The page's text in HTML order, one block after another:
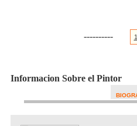
---------- 1
Informacion Sobre el Pintor